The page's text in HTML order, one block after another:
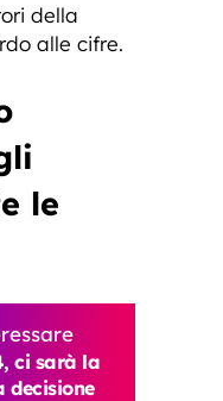
della
alle cifre.
le
ci sarà la
decisione